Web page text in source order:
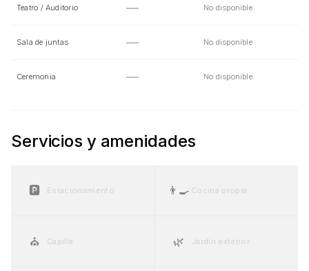
Teatro / Auditorio — No disponible
Sala de juntas — No disponible
Ceremonia — No disponible
Servicios y amenidades
🅿️ Estacionamiento 👨‍🍳 Cocina propia
⛪ Capilla 🌿 Jardín exterior